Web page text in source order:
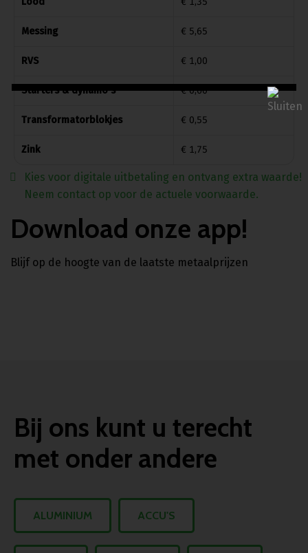
Messing € 5,65
RVS € 1,00
Starters & dynamo's € 0,60
Transformatorblokjes € 0,55
Zink € 1,75
Kies voor digitale uitbetaling en ontvang extra waarde!
Neem contact op voor de actuele voorwaarde.
Download onze app!
Blijf op de hoogte van de laatste metaalprijzen
Bij ons kunt u terecht
met onder andere
ALUMINIUM ACCU'S